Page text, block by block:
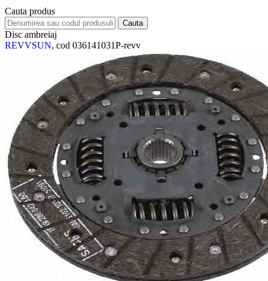
Cauta produs
Disc ambreiaj
REVVSUN, cod 036141031P-revv